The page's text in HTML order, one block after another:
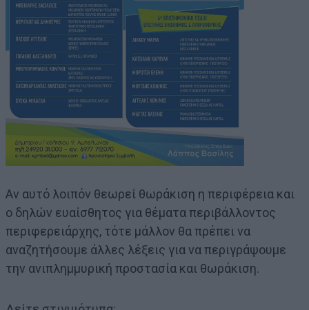
Αν αυτό λοιπόν θεωρεί θωράκιση η περιφέρεια και
ο δηλών ευαίσθητος για θέματα περιβάλλοντος
περιφερειάρχης, τότε μάλλον θα πρέπει να
αναζητήσουμε άλλες λέξεις για να περιγράψουμε
την ανιπλημμυρική προστασία και θωράκιση.